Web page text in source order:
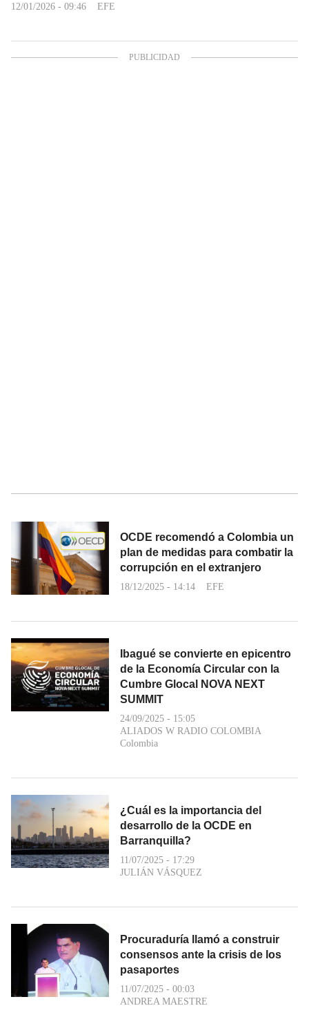
12/01/2026 - 09:46 EFE
OCDE recomendó a Colombia un
plan de medidas para combatir la
corrupción en el extranjero
18/12/2025 - 14:14 EFE
Ibagué se convierte en epicentro
de la Economía Circular con la
Cumbre Glocal NOVA NEXT
SUMMIT
24/09/2025 - 15:05
ALIADOS W RADIO COLOMBIA
Colombia
¿Cuál es la importancia del
desarrollo de la OCDE en
Barranquilla?
11/07/2025 - 17:29
JULIÁN VÁSQUEZ
Procuraduría llamó a construir
consensos ante la crisis de los
pasaportes
11/07/2025 - 00:03
ANDREA MAESTRE